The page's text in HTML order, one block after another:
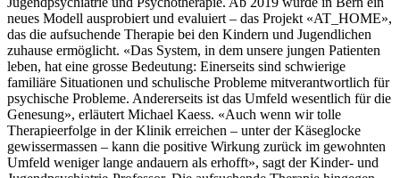
neues Modell ausprobiert und ­evaluiert – das Projekt «­AT_­HOME»,
das die aufsuchende Therapie bei den Kindern und Jugendlichen
zuhause ermöglicht. «Das System, in dem unsere jungen Patienten
leben, hat eine grosse Bedeutung: Einerseits sind schwierige
familiäre Situationen und schulische Probleme mitverantwortlich für
psychische Probleme. Andererseits ist das Umfeld wesentlich für die
Genesung», erläutert Michael Kaess. «Auch wenn wir tolle
Therapieerfolge in der Klinik erreichen – unter der Käseglocke
gewissermassen – kann die positive Wirkung zurück im gewohnten
Umfeld weniger lange andauern als erhofft», sagt der Kinder- und